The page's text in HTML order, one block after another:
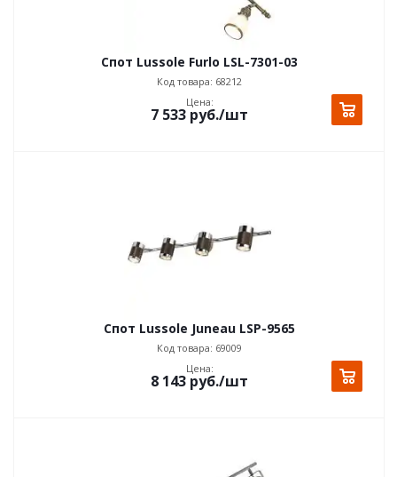
Спот Lussole Furlo LSL-7301-03
Код товара: 68212
Цена:
7 533 руб./шт
Спот Lussole Juneau LSP-9565
Код товара: 69009
Цена:
8 143 руб./шт